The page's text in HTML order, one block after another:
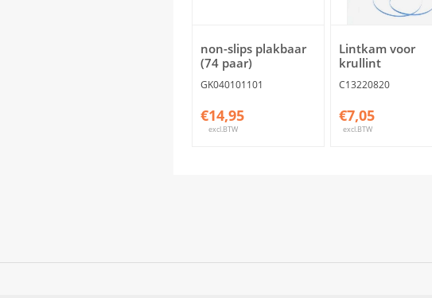
non-slips plakbaar
(74 paar)
GK040101101
€14,95
excl.BTW
Lintkam voor
krullint
C13220820
€7,05
excl.BTW